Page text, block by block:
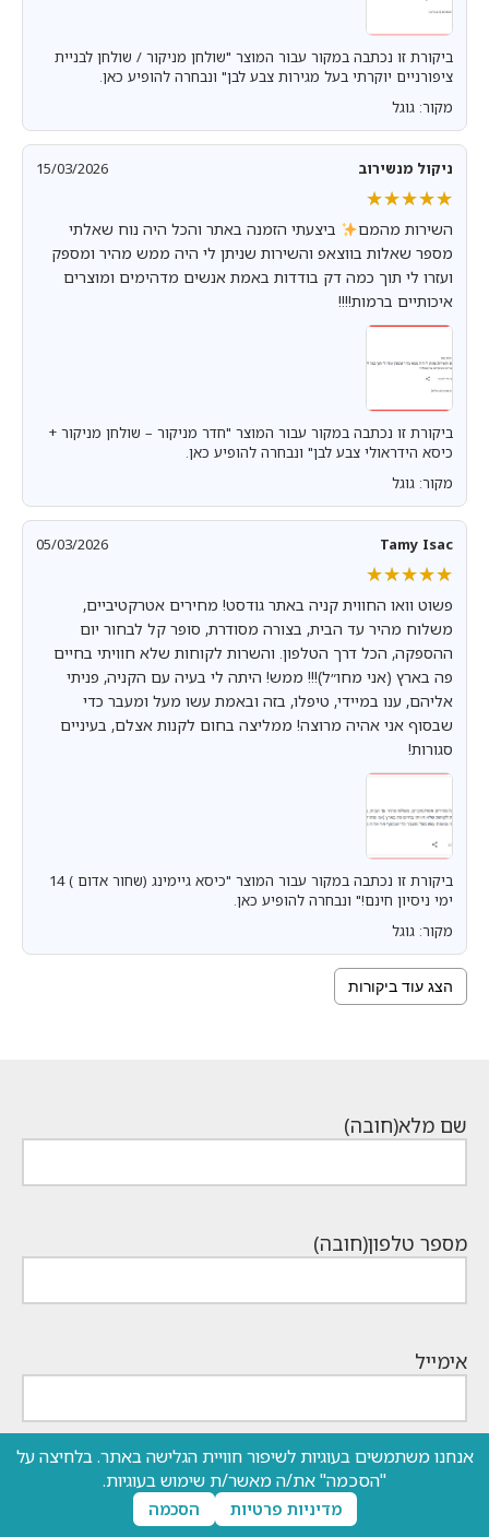
ביקורת זו נכתבה במקור עבור המוצר "שולחן מניקור / שולחן לבניית
ציפורניים יוקרתי בעל מגירות צבע לבן" ונבחרה להופיע כאן.
מקור: גוגל
ניקול מנשירוב 15/03/2026
★★★★★
★★★★★
השירות מהמם
ביצעתי הזמנה באתר והכל היה נוח שאלתי
מספר שאלות בווצאפ והשירות שניתן לי היה ממש מהיר ומספק
ועזרו לי תוך כמה דק בודדות באמת אנשים מדהימים ומוצרים
איכותיים ברמות!!!!
ביקורת זו נכתבה במקור עבור המוצר "חדר מניקור – שולחן מניקור +
כיסא הידראולי צבע לבן" ונבחרה להופיע כאן.
מקור: גוגל
Tamy Isac
05/03/2026
★★★★★
★★★★★
פשוט וואו החווית קניה באתר גודסט! מחירים אטרקטיביים,
משלוח מהיר עד הבית, בצורה מסודרת, סופר קל לבחור יום
ההספקה, הכל דרך הטלפון. והשרות לקוחות שלא חוויתי בחיים
פה בארץ (אני מחו״ל)!!! ממש! היתה לי בעיה עם הקניה, פניתי
אליהם, ענו במיידי, טיפלו, בזה ובאמת עשו מעל ומעבר כדי
שבסוף אני אהיה מרוצה! ממליצה בחום לקנות אצלם, בעיניים
סגורות!
ביקורת זו נכתבה במקור עבור המוצר "כיסא גיימינג (שחור אדום ) 14
ימי ניסיון חינם!" ונבחרה להופיע כאן.
מקור: גוגל
הצג עוד ביקורות
שם מלא(חובה)
מספר טלפון(חובה)
אימייל
השאלה שלך
אנחנו משתמשים בעוגיות לשיפור חוויית הגלישה באתר. בלחיצה על
"הסכמה" את/ה מאשר/ת שימוש בעוגיות.
מדיניות פרטיות הסכמה